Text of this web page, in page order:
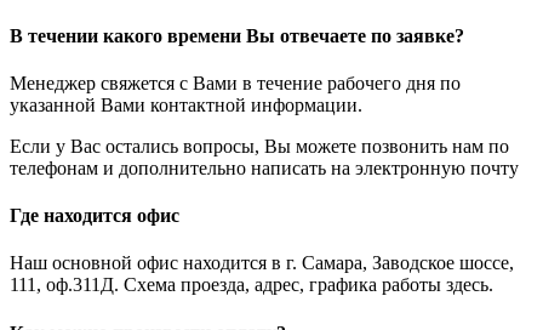
В течении какого времени Вы отвечаете по заявке?
Менеджер свяжется с Вами в течение рабочего дня по
указанной Вами контактной информации.
Если у Вас остались вопросы, Вы можете позвонить нам по
телефонам и дополнительно написать на электронную почту
Где находится офис
Наш основной офис находится в г. Самара, Заводское шоссе,
111, оф.311Д. Схема проезда, адрес, графика работы здесь.